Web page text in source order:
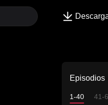
Episodios
1-40 41-